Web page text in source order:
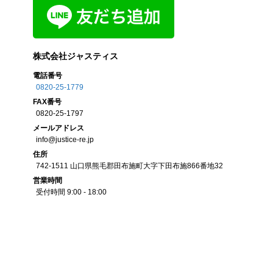
株式会社ジャスティス
電話番号
0820-25-1779
FAX番号
0820-25-1797
メールアドレス
info@justice-re.jp
住所
742-1511 山口県熊毛郡田布施町大字下田布施866番地32
営業時間
受付時間 9:00 - 18:00